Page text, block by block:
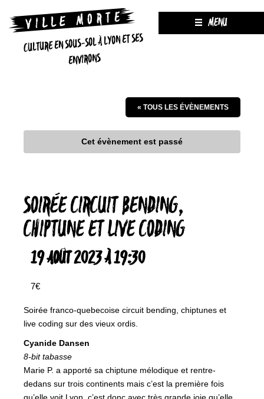
CULTURE EN SOUS-SOL À LYON ET SES
ENVIRONS
MENU
« TOUS LES ÉVÈNEMENTS
Cet évènement est passé
SOIRÉE CIRCUIT BENDING,
CHIPTUNE ET LIVE CODING
19 AOÛT 2023 À 19:30
7€
Soirée franco-quebecoise circuit bending, chiptunes et
live coding sur des vieux ordis.
Cyanide Dansen
8-bit tabasse
Marie P. a apporté sa chiptune mélodique et rentre-
dedans sur trois continents mais c’est la première fois